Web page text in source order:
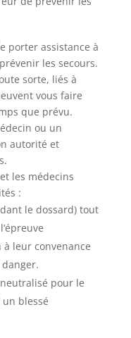
porter assistance à
les secours.
sorte, liés à
vous faire
que prévu.
ou un
autorité et
les médecins
:
le dossard) tout
leur convenance
pour le
blessé